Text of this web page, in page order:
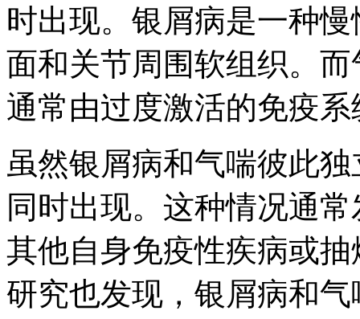
时出现。银屑病是一种
面和关节周围软组织。
通常由过度激活的免疫
虽然银屑病和气喘彼此
同时出现。这种情况通
其他自身免疫性疾病或
研究也发现，银屑病和